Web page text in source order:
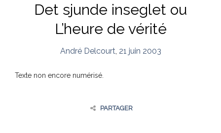
Det sjunde inseglet ou
L’heure de vérité
André Delcourt 21 juin 2003
Texte non encore numérisé.
PARTAGER